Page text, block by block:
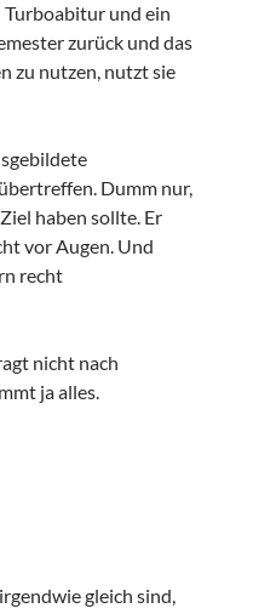
und ein
zurück und das
zu nutzen, nutzt sie
Dumm nur,
haben sollte. Er
vor Augen. Und
recht
nicht nach
ja alles.
gleich sind,